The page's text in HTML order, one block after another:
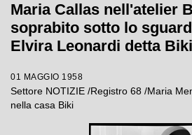
Maria Callas nell'atelier
soprabito sotto lo
Elvira Leonardi detta Biki
01 MAGGIO 1958
Settore NOTIZIE /Registro 68 /Maria
nella casa Biki